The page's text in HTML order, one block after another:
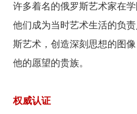
许多着名的俄罗斯艺术家在
他们成为当时艺术生活的负
斯艺术，创造深刻思想的图
他的愿望的贵族。
权威认证